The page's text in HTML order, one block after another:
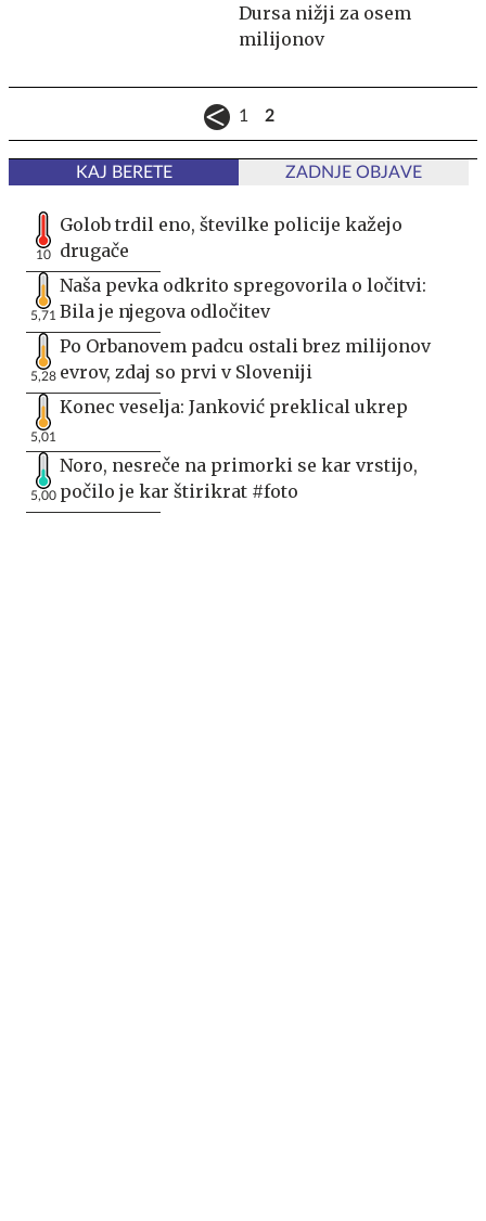
Dursa nižji za osem
milijonov
1 2
KAJ BERETE ZADNJE OBJAVE
10
Golob trdil eno, številke policije kažejo
drugače
5,71
Naša pevka odkrito spregovorila o ločitvi:
Bila je njegova odločitev
5,28
Po Orbanovem padcu ostali brez milijonov
evrov, zdaj so prvi v Sloveniji
5,01
Konec veselja: Janković preklical ukrep
5,00
Noro, nesreče na primorki se kar vrstijo,
počilo je kar štirikrat #foto